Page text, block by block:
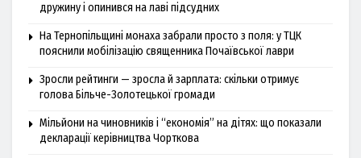
дружину і опинився на лаві підсудних
На Тернопільщині монаха забрали просто з поля: у ТЦК
пояснили мобілізацію священника Почаївської лаври
Зросли рейтинги — зросла й зарплата: скільки отримує
голова Більче-Золотецької громади
Мільйони на чиновників і “економія” на дітях: що показали
декларації керівництва Чорткова